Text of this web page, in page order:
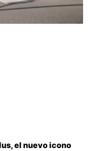
el nuevo icono